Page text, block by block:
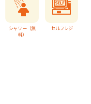
シャワー（無
料）
セルフレジ